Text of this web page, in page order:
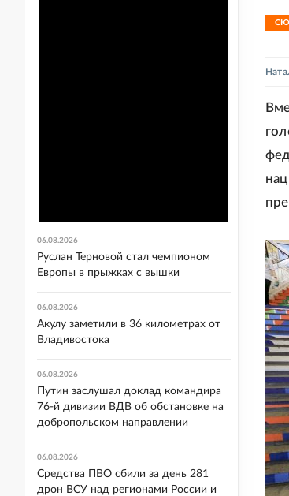
06.08.2026
Руслан Терновой стал чемпионом
Европы в прыжках с вышки
06.08.2026
Акулу заметили в 36 километрах от
Владивостока
06.08.2026
Путин заслушал доклад командира
76-й дивизии ВДВ об обстановке на
добропольском направлении
06.08.2026
Средства ПВО сбили за день 281
дрон ВСУ над регионами России и